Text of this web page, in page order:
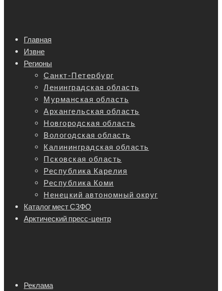
Главная
Извне
Регионы
Санкт-Петербург
Ленинградская область
Мурманская область
Архангельская область
Новгородская область
Вологодская область
Калининградская область
Псковская область
Республика Карелия
Республика Коми
Ненецкий автономный округ
Каталог мест СЗФО
Арктический пресс-центр
Реклама